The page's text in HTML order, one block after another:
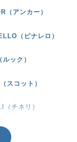
（アンカー）
（ピナレロ）
ック）
スコット）
チネリ）